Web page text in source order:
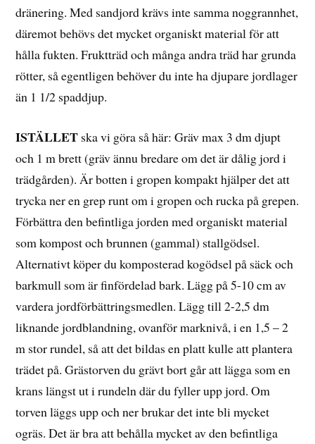
dränering. Med sandjord krävs inte samma noggrannhet,
däremot behövs det mycket organiskt material för att
hålla fukten. Fruktträd och många andra träd har grunda
rötter, så egentligen behöver du inte ha djupare jordlager
än 1 1/2 spaddjup.
ISTÄLLET ska vi göra så här: Gräv max 3 dm djupt
och 1 m brett (gräv ännu bredare om det är dålig jord i
trädgården). Är botten i gropen kompakt hjälper det att
trycka ner en grep runt om i gropen och rucka på grepen.
Förbättra den befintliga jorden med organiskt material
som kompost och brunnen (gammal) stallgödsel.
Alternativt köper du komposterad kogödsel på säck och
barkmull som är finfördelad bark. Lägg på 5-10 cm av
vardera jordförbättringsmedlen. Lägg till 2-2,5 dm
liknande jordblandning, ovanför marknivå, i en 1,5 – 2
m stor rundel, så att det bildas en platt kulle att plantera
trädet på. Grästorven du grävt bort går att lägga som en
krans längst ut i rundeln där du fyller upp jord. Om
torven läggs upp och ner brukar det inte bli mycket
ogräs. Det är bra att behålla mycket av den befintliga